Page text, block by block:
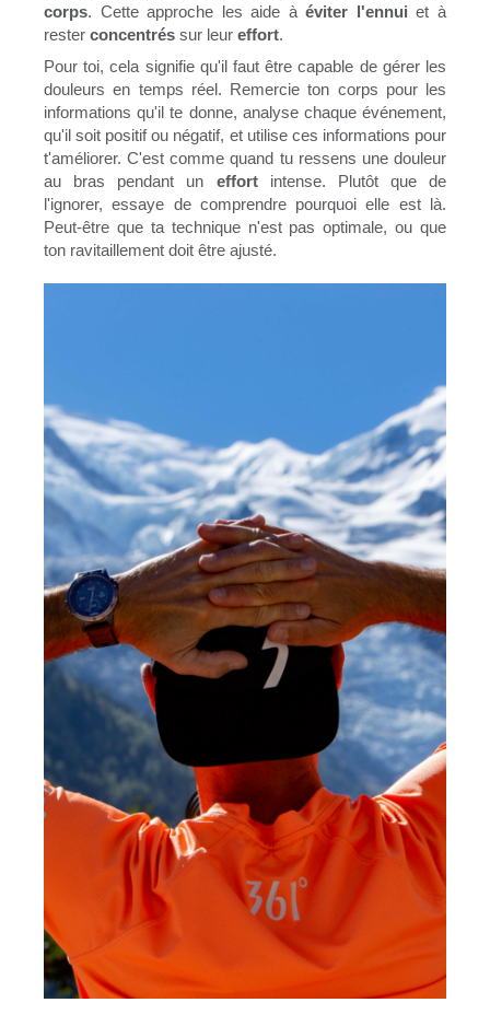
corps. Cette approche les aide àéviter l'ennui et à
rester concentrés sur leur effort.
Pour toi, cela signifie qu'il faut être capable de gérer les
douleurs en temps réel. Remercie ton corps pour les
informations qu'il te donne, analyse chaque événement,
qu'il soit positif ou négatif, et utilise ces informations pour
t'améliorer. C'est comme quand tu ressens une douleur
au bras pendant un effort intense. Plutôt que de
l'ignorer, essaye de comprendre pourquoi elle est là.
Peut-être que ta technique n'est pas optimale, ou que
ton ravitaillement doit être ajusté.